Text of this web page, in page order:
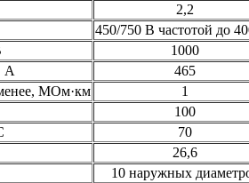
2,2
450/750 В частотой до
1000
А
465
МОм·км
1
100
70
26,6
10 наружных